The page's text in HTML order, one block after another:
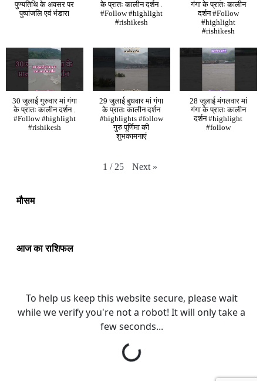
पुण्यतिथि के अवसर पर
पुष्पांजलि एवं भंडारा
के प्रातः कालीन दर्शन .
#Follow #highlight
#rishikesh
गंगा के प्रातः कालीन
दर्शन #Follow
#highlight
#rishikesh
30 जुलाई गुरुवार मां गंगा
के प्रातः कालीन दर्शन .
#Follow #highlight
#rishikesh
29 जुलाई बुधवार मां गंगा
के प्रातः कालीन दर्शन
#highlights #follow
गुरु पूर्णिमा की
शुभकामनाएं
28 जुलाई मंगलवार मां
गंगा के प्रातः कालीन
दर्शन #highlight
#follow
1 / 25 Next »
मौसम
आज का राशिफल